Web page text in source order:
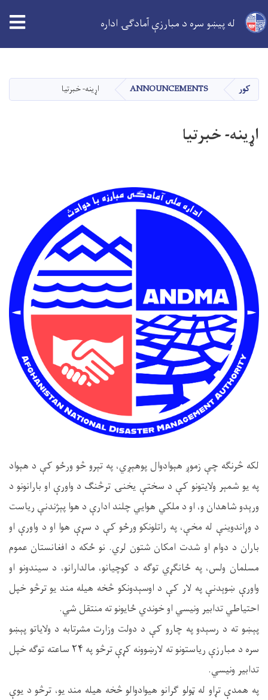
دانګل
له پیښو سره د مبارزې آمادګۍ اداره
کور ANNOUNCEMENTS اړینه- خبرتیا
اړینه- خبرتیا
لکه څرنګه چې زموږ هېوادوال پوهېږي، په تېرو څو ورځو کې د هېواد
په یو شمېر ولایتونو کې د سختې یخنۍ ترڅنګ د واورې او بارانونو د
ورېدو شاهدان و، او د ملکي هوايي چلند ادارې د هوا پېژندنې ریاست
د وړاندوینې له مخې، په راتلونکو ورځو کې د سړې هوا او د واورې او
باران د دوام او شدت امکان شتون لري. نو ځکه د افغانستان عموم
مسلمان ولس، په ځانګړي توګه د کوچیانو، مالدارانو، د سیندونو او
واورې ښوېدنې په لار کې د اوسېدونکو څخه هیله مند یو ترڅو خپل
احتیاطي تدابیر ونیسي او خوندي ځایونو ته منتقل شي.
پېښو ته د رسېدو په چارو کې د دولت وزارت مشرتابه د ولایاتو پېښو
سره د مبارزې ریاستونو ته لارښوونه کړې ترڅو په ۲۴ ساعته توګه خپل
تدابیر ونیسي.
په همدې تړاو له ټولو ګرانو هیوادوالو څخه هیله مند یو، ترڅو د یوې